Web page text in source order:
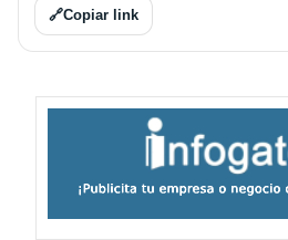
🔗Copiar link